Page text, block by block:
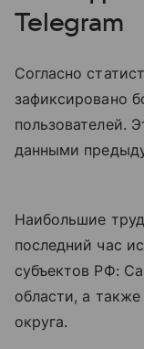
Telegram
Согласно
зафиксировано
пользователей.
данными
Наибольшие
последний час
субъектов РФ:
области, а
округа.